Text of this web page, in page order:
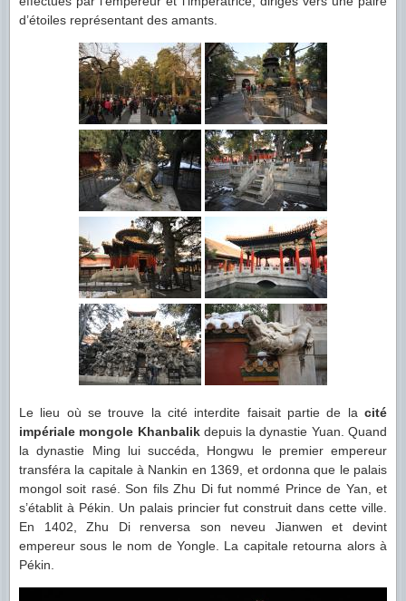
d’étoiles représentant des amants.
Le lieu où se trouve la cité interdite faisait partie de la cité
impériale mongole Khanbalikdepuis la dynastie Yuan. Quand
la dynastie Ming lui succéda, Hongwu le premier empereur
transféra la capitale à Nankin en 1369, et ordonna que le palais
mongol soit rasé. Son fils Zhu Di fut nommé Prince de Yan, et
s’établit à Pékin. Un palais princier fut construit dans cette ville.
En 1402, Zhu Di renversa son neveu Jianwen et devint
empereur sous le nom de Yongle. La capitale retourna alors à
Pékin.